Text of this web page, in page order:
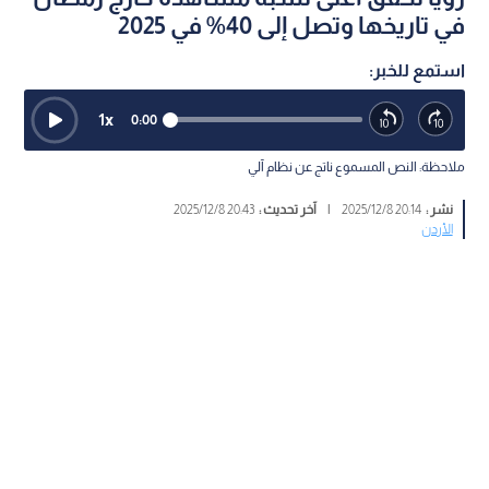
في تاريخها وتصل إلى 40% في 2025
استمع للخبر:
0:00
1x
ملاحظة: النص المسموع ناتج عن نظام آلي
نشر :20:14 2025/12/8
| آخر تحديث :20:43 2025/12/8
الأردن